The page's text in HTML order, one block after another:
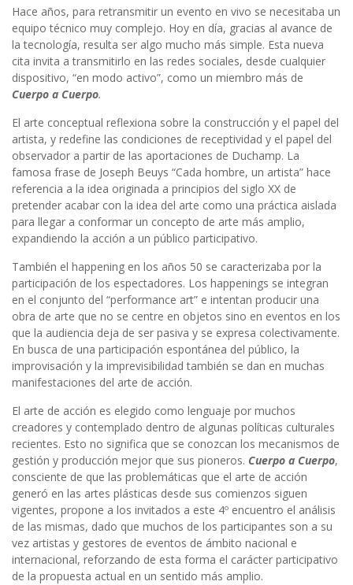
Hace años, para retransmitir un evento en vivo se necesitaba un
equipo técnico muy complejo. Hoy en día, gracias al avance de
la tecnología, resulta ser algo mucho más simple. Esta nueva
cita invita a transmitirlo en las redes sociales, desde cualquier
dispositivo, “en modo activo”, como un miembro más de
Cuerpo a Cuerpo.
El arte conceptual reflexiona sobre la construcción y el papel del
artista, y redefine las condiciones de receptividad y el papel del
observador a partir de las aportaciones de Duchamp. La
famosa frase de Joseph Beuys “Cada hombre, un artista” hace
referencia a la idea originada a principios del siglo XX de
pretender acabar con la idea del arte como una práctica aislada
para llegar a conformar un concepto de arte más amplio,
expandiendo la acción a un público participativo.
También el happening en los años 50 se caracterizaba por la
participación de los espectadores. Los happenings se integran
en el conjunto del “performance art” e intentan producir una
obra de arte que no se centre en objetos sino en eventos en los
que la audiencia deja de ser pasiva y se expresa colectivamente.
En busca de una participación espontánea del público, la
improvisación y la imprevisibilidad también se dan en muchas
manifestaciones del arte de acción.
El arte de acción es elegido como lenguaje por muchos
creadores y contemplado dentro de algunas políticas culturales
recientes. Esto no significa que se conozcan los mecanismos de
gestión y producción mejor que sus pioneros. Cuerpo a Cuerpo,
consciente de que las problemáticas que el arte de acción
generó en las artes plásticas desde sus comienzos siguen
vigentes, propone a los invitados a este 4º encuentro el análisis
de las mismas, dado que muchos de los participantes son a su
vez artistas y gestores de eventos de ámbito nacional e
internacional, reforzando de esta forma el carácter participativo
de la propuesta actual en un sentido más amplio.